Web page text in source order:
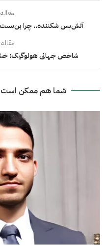
آتش‌بس شکننده.. چرا بن‌بست
شاخص جهانی هولوگیک:
شما هم ممکن است